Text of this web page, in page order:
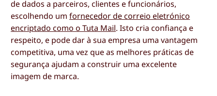
de dados a parceiros, clientes e funcionários,
escolhendo umfornecedor de correio eletrónico
encriptado como o Tuta Mail. Isto cria confiança e
respeito, e pode dar à sua empresa uma vantagem
competitiva, uma vez que as melhores práticas de
segurança ajudam a construir uma excelente
imagem de marca.